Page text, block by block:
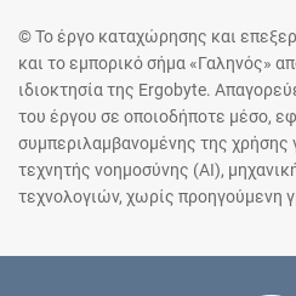
© Το έργο καταχώρησης και
και το εμπορικό σήμα «Γαληνός»
ιδιοκτησία της Ergobyte.
του έργου σε οποιοδήποτε μέσο,
συμπεριλαμβανομένης της χρήσης
τεχνητής νοημοσύνης (AI),
τεχνολογιών, χωρίς προηγούμενη